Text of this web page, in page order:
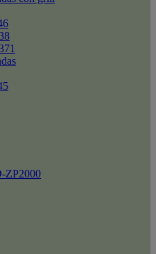
ZP2000